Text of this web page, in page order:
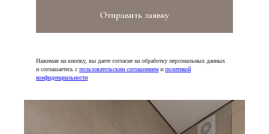
Отправить заявку
Нажимая на кнопку, вы даете согласие на обработку персональных данных
и соглашаетесь c пользовательским соглашением и политикой
конфиденциальности